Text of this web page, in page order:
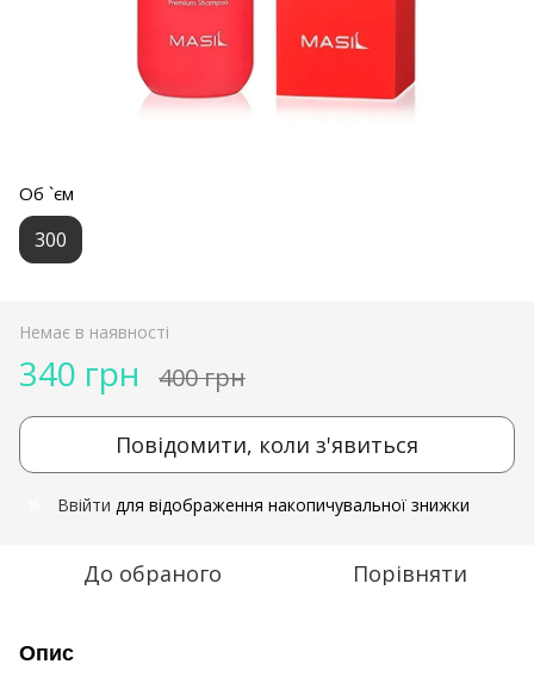
Об `єм
300
Немає в наявності
340 грн 400 грн
Повідомити, коли з'явиться
Ввійти для відображення накопичувальної знижки
До обраного Порівняти
Опис